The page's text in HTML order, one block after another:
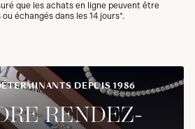
que les achats en ligne peuvent être
échangés dans les 14 jours*.
DEPUIS 1986
RENDEZ-